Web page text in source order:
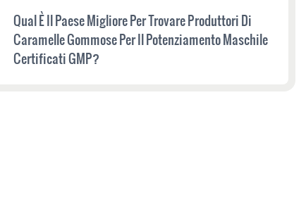
Qual È Il Paese Migliore Per Trovare Produttori Di
Caramelle Gommose Per Il Potenziamento Maschile
Certificati GMP?